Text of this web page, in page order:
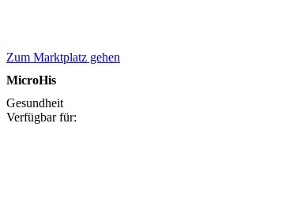
Zum Marktplatz gehen
MicroHis
Gesundheit
Verfügbar für: